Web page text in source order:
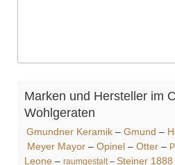
Marken und Hersteller im
Wohlgeraten
Gmundner Keramik – Gmund –
Meyer Mayor – Opinel – Otter –
Leone – raumgestalt – Steiner 1888